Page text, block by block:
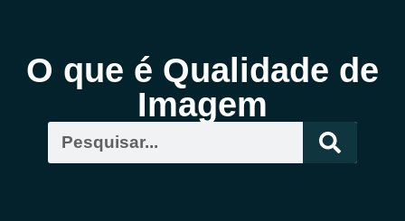
O que é Qualidade de
Imagem